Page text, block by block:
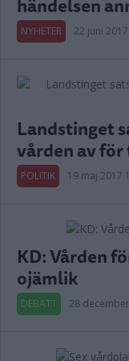
NYHETER 22 juni
Landstinget
vården av
POLITIK 19 maj 2017
KD: Vården
ojämlik
DEBATT 28